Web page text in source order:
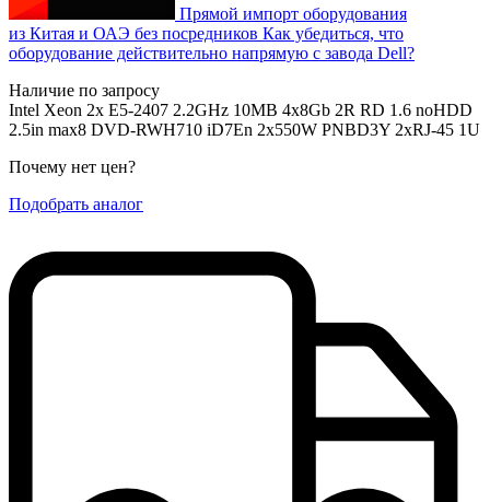
Прямой импорт оборудования
из Китая и ОАЭ без посредников Как убедиться, что
оборудование действительно напрямую с завода Dell?
Наличие по запросу
Intel Xeon 2x E5-2407 2.2GHz 10MB 4x8Gb 2R RD 1.6 noHDD
2.5in max8 DVD-RWH710 iD7En 2x550W PNBD3Y 2xRJ-45 1U
Почему нет цен?
Подобрать аналог